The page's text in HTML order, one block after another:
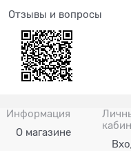
Отзывы и вопросы
Информация
О магазине